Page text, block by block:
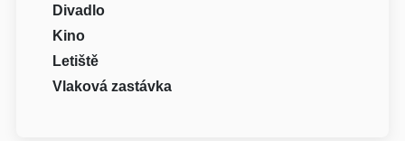
Divadlo
Kino
Letiště
Vlaková zastávka